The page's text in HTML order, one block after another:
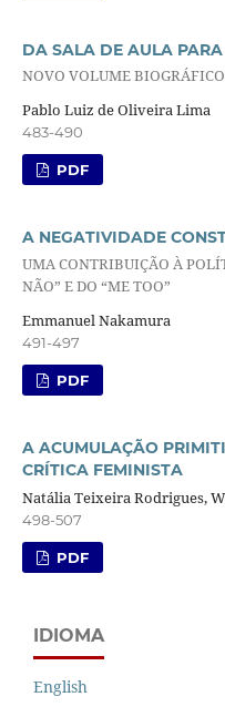
DA SALA DE AULA
NOVO VOLUME
Pablo Luiz de Oliveira Lima
483-490
PDF
A NEGATIVIDADE
UMA CONTRIBUIÇÃO À
NÃO” E DO “ME TOO”
Emmanuel Nakamura
491-497
PDF
A ACUMULAÇÃO
CRÍTICA FEMINISTA
Natália Teixeira Rodrigues,
498-507
PDF
IDIOMA
English